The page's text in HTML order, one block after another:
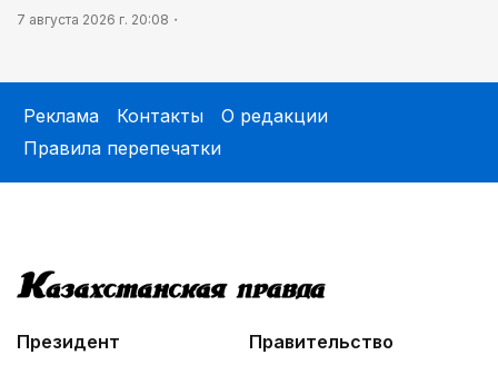
7 августа 2026 г. 20:08
Реклама Контакты
О редакции
Правила перепечатки
Президент
Правительство